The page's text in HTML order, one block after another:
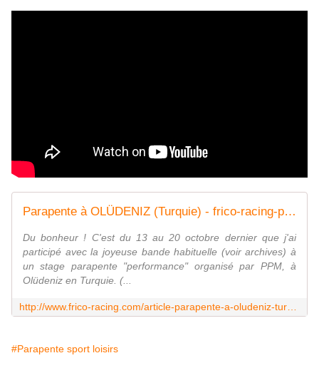
Parapente à OLÜDENIZ (Turquie) - frico-racing-passion moto
Du bonheur ! C'est du 13 au 20 octobre dernier que j'ai
participé avec la joyeuse bande habituelle (voir archives) à
un stage parapente "performance" organisé par PPM, à
Olüdeniz en Turquie. (...
#Parapente sport loisirs